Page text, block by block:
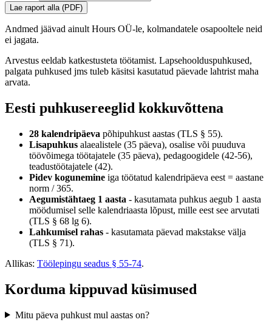
Lae raport alla (PDF)
Andmed jäävad ainult Hours OÜ-le, kolmandatele osapooltele neid
ei jagata.
Arvestus eeldab katkestusteta töötamist. Lapsehoolduspuhkused,
palgata puhkused jms tuleb käsitsi kasutatud päevade lahtrist maha
arvata.
Eesti puhkusereeglid kokkuvõttena
28 kalendripäeva põhipuhkust aastas (TLS § 55).
Lisapuhkus alaealistele (35 päeva), osalise või puuduva
töövõimega töötajatele (35 päeva), pedagoogidele (42-56),
teadustöötajatele (42).
Pidev kogunemine iga töötatud kalendripäeva eest = aastane
norm / 365.
Aegumistähtaeg 1 aasta - kasutamata puhkus aegub 1 aasta
möödumisel selle kalendriaasta lõpust, mille eest see arvutati
(TLS § 68 lg 6).
Lahkumisel rahas - kasutamata päevad makstakse välja
(TLS § 71).
Allikas: Töölepingu seadus § 55-74.
Korduma kippuvad küsimused
Mitu päeva puhkust mul aastas on?